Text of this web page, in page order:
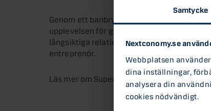
Samtycke
Nextconomy.se
Webbplatsen
dina inställningar,
analysera din
cookies nödvändigt.
Genom ett banbrytande allt-i-ett-system
upplevelsen för gästerna. Data används
långsiktiga relationer. Lyssna till grundaren
entreprenör.
Läs mer om Superb påThe Hub.